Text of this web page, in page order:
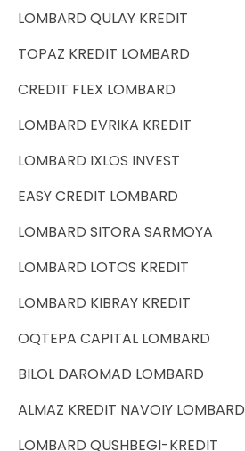
LOMBARD QULAY KREDIT
TOPAZ KREDIT LOMBARD
CREDIT FLEX LOMBARD
LOMBARD EVRIKA KREDIT
LOMBARD IXLOS INVEST
EASY CREDIT LOMBARD
LOMBARD SITORA SARMOYA
LOMBARD LOTOS KREDIT
LOMBARD KIBRAY KREDIT
OQTEPA CAPITAL LOMBARD
BILOL DAROMAD LOMBARD
ALMAZ KREDIT NAVOIY LOMBARD
LOMBARD QUSHBEGI-KREDIT